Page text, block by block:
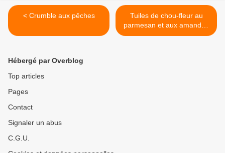
< Crumble aux pêches
Tuiles de chou-fleur au
parmesan et aux amandes
>
Hébergé par Overblog
Top articles
Pages
Contact
Signaler un abus
C.G.U.